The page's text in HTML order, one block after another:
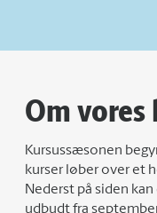
Om
Kursussæsonen
kurser løber over et
Nederst på siden
udbudt fra